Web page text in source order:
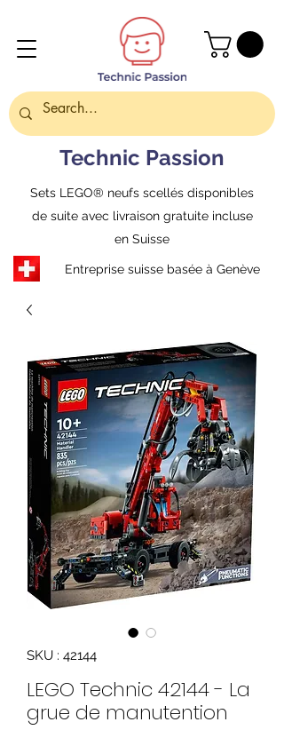
Sets LEGO® neufs scellés disponibles
de suite avec livraison gratuite incluse
en Suisse
Technic Passion
Entreprise suisse basée à Genève
SKU : 42144
LEGO Technic 42144 - La
grue de manutention